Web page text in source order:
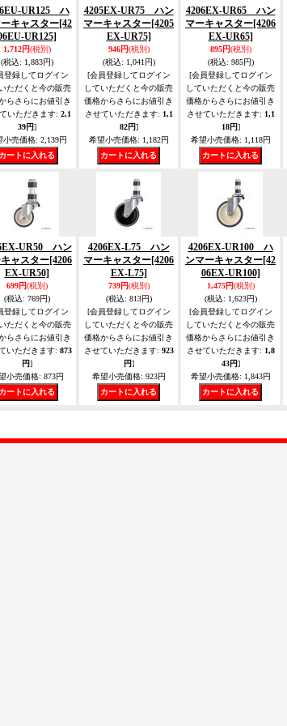
UR125 ハ
キャスター[42
UR125]
1,712円(税別)
(税込: 1,883円)
登録してログイン
ただくと今の販売
らさらにお値引き
いただきます: 2,1
39円]
小売価格: 2,139円
4205EX-UR75 ハン
マーキャスター[4205
EX-UR75]
946円(税別)
(税込: 1,041円)
[会員登録してログイン
していただくと今の販売
価格からさらにお値引き
させていただきます: 1,1
82円]
希望小売価格: 1,182円
4206EX-UR65 ハン
マーキャスター[4206
EX-UR65]
895円(税別)
(税込: 985円)
[会員登録してログイン
していただくと今の販売
価格からさらにお値引き
させていただきます: 1,1
18円]
希望小売価格: 1,118円
UR50 ハン
ャスター[4206
EX-UR50]
699円(税別)
(税込: 769円)
登録してログイン
ただくと今の販売
らさらにお値引き
いただきます: 873
円]
小売価格: 873円
4206EX-L75 ハン
マーキャスター[4206
EX-L75]
739円(税別)
(税込: 813円)
[会員登録してログイン
していただくと今の販売
価格からさらにお値引き
させていただきます: 923
円]
希望小売価格: 923円
4206EX-UR100 ハ
ンマーキャスター[42
06EX-UR100]
1,475円(税別)
(税込: 1,623円)
[会員登録してログイン
していただくと今の販売
価格からさらにお値引き
させていただきます: 1,8
43円]
希望小売価格: 1,843円